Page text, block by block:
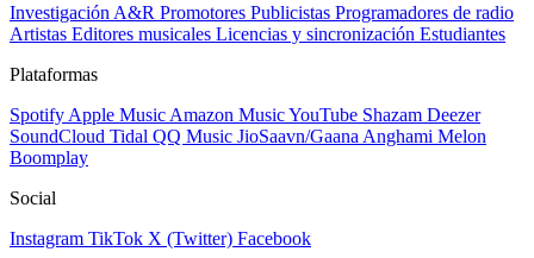
Investigación A&R Promotores Publicistas Programadores de radio
Artistas Editores musicales Licencias y sincronización Estudiantes
Plataformas
Spotify Apple Music Amazon MusicYouTube Shazam Deezer
SoundCloud Tidal QQ Music JioSaavn/Gaana Anghami Melon
Boomplay
Social
Instagram TikTok X (Twitter) Facebook